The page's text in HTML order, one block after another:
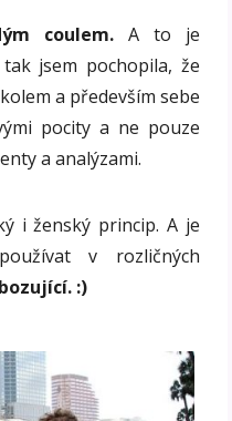
coulem. A to je
jsem pochopila, že
a především sebe
pocity a ne pouze
a analýzami.
i ženský princip. A je
v rozličných
:)